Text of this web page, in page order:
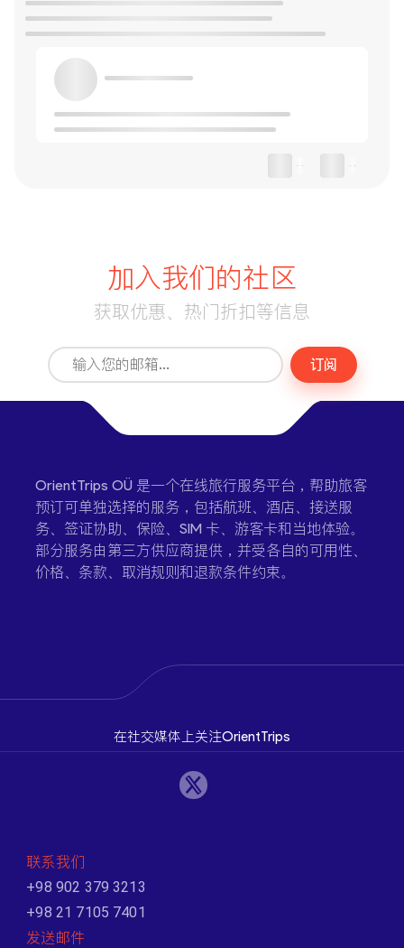
加入我们的社区
获取优惠、热门折扣等信息
订阅
OrientTrips OÜ 是一个在线旅行服务平台，帮助旅客
预订可单独选择的服务，包括航班、酒店、接送服
务、签证协助、保险、SIM 卡、游客卡和当地体验。
部分服务由第三方供应商提供，并受各自的可用性、
价格、条款、取消规则和退款条件约束。
在社交媒体上关注OrientTrips
联系我们
+98 902 379 3213
+98 21 7105 7401
发送邮件